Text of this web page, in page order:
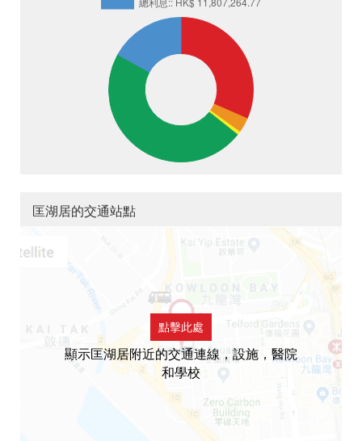
匡湖居的交通站點
點擊此處
顯示匡湖居附近的交通連線，設施，醫院
和學校